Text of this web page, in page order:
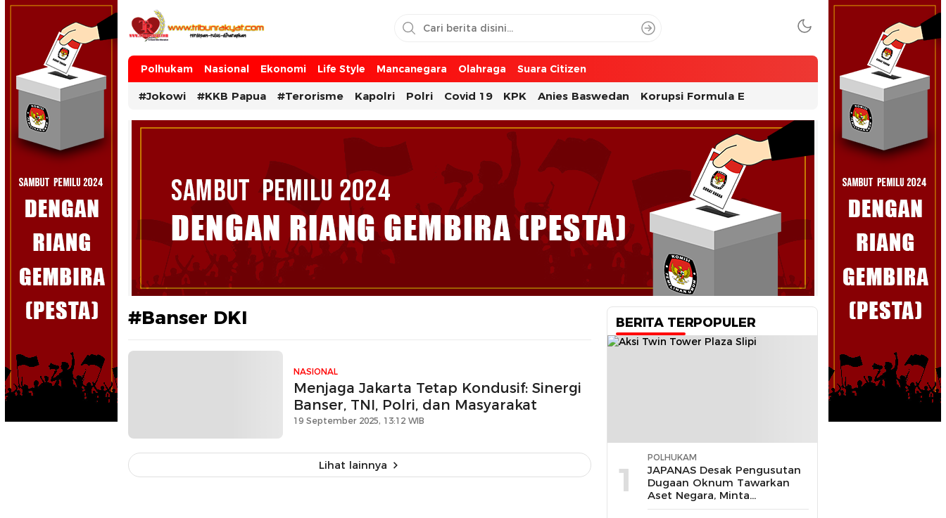
Tribun Rakyat
Tulus – Terdepan – Diharapkan
Polhukam Nasional Ekonomi Life Style Mancanegara Olahraga Suara Citizen
#Jokowi #KKB Papua #Terorisme Kapolri Polri Covid 19 KPK Anies Baswedan Korupsi Formula E
#Banser DKI
NASIONAL
Menjaga Jakarta Tetap Kondusif: Sinergi
Banser, TNI, Polri, dan Masyarakat
19 September 2025, 13:12 WIB
Lihat lainnya
BERITA TERPOPULER
1
POLHUKAM
JAPANAS Desak Pengusutan
Dugaan Oknum Tawarkan
Aset Negara, Minta
Pemerintah Turun Tangan